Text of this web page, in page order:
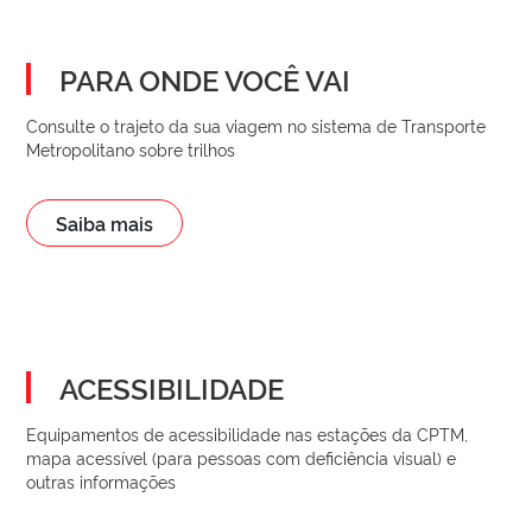
PARA ONDE VOCÊ VAI
Consulte o trajeto da sua viagem no sistema de Transporte
Metropolitano sobre trilhos
Saiba mais
ACESSIBILIDADE
Equipamentos de acessibilidade nas estações da CPTM,
mapa acessível (para pessoas com deficiência visual) e
outras informações